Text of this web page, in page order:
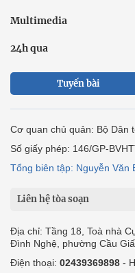
Multimedia
24h qua
Tuyến bài
Cơ quan chủ quản: Bộ Dân
Số giấy phép: 146/GP-
Tổng biên tập: Nguyễn Văn
Liên hệ tòa soạn
Địa chỉ: Tầng 18, Toà nhà
Đình Nghệ, phường Cầu
Điện thoại: 02439369898 -